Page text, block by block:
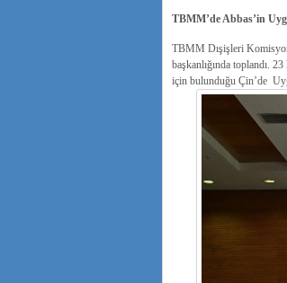
TBMM’de Abbas’in
TBMM Dışişleri
başkanlığında toplandı.
için bulunduğu Çin’de